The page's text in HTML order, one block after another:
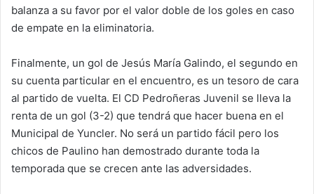
balanza a su favor por el valor doble de los goles en caso
de empate en la eliminatoria.
Finalmente, un gol de Jesús María Galindo, el segundo en
su cuenta particular en el encuentro, es un tesoro de cara
al partido de vuelta. El CD Pedroñeras Juvenil se lleva la
renta de un gol (3-2) que tendrá que hacer buena en el
Municipal de Yuncler. No será un partido fácil pero los
chicos de Paulino han demostrado durante toda la
temporada que se crecen ante las adversidades.